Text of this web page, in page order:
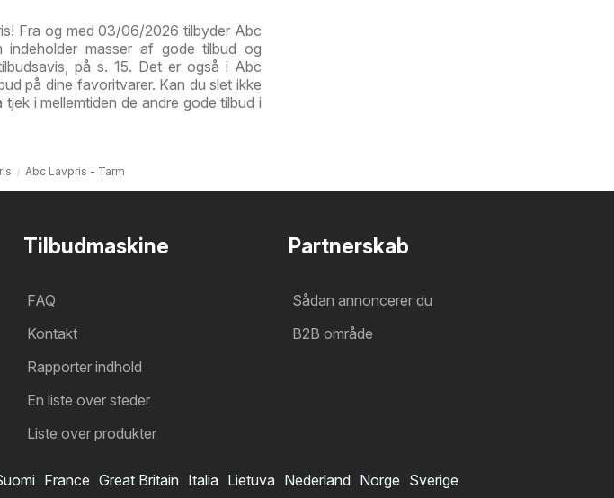
Fra og med 03/06/2026 tilbyder Abc
masser af gode tilbud og
på s. 15. Det er også i Abc
på dine favoritvarer. Kan du slet ikke
i mellemtiden de andre gode tilbud i
Abc Lavpris - Tarm
Tilbudmaskine
FAQ
Kontakt
Rapporter indhold
En liste over steder
Liste over produkter
Partnerskab
Sådan annoncerer du
B2B område
France Great Britain Italia Lietuva Nederland Norge Sverige